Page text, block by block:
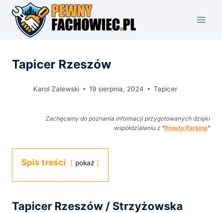
Przejdź
treści
Tapicer Rzeszów
Karol Zalewski 19 sierpnia, 2024 Tapicer
Zachęcamy do poznania informacji przygotowanych dzięki
współdziałaniu z "Prosto Parking"
Spis treści pokaż
Tapicer Rzeszów / Strzyżowska